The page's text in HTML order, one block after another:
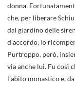
donna.
che, per liberare
dal giardino delle
d’accordo, lo
Purtroppo, però,
via anche lui. Fu così
l’abito monastico e,